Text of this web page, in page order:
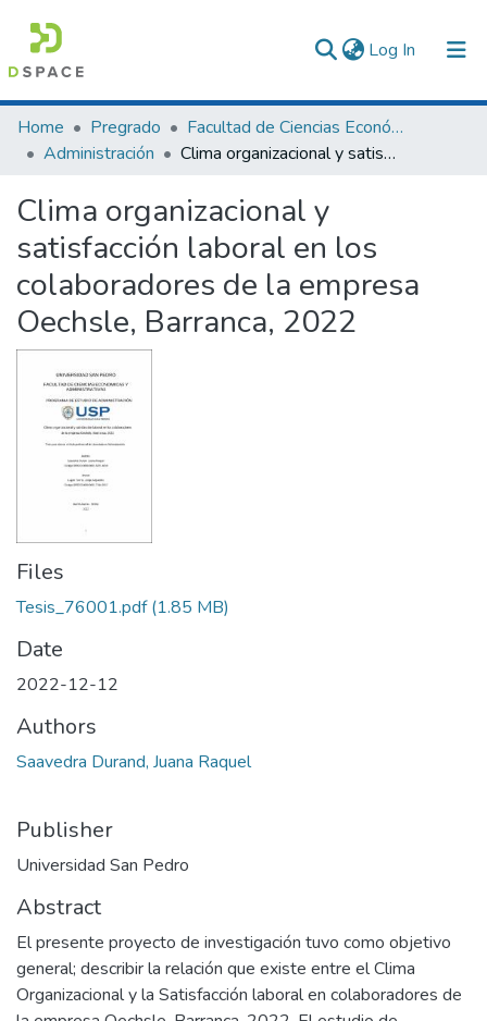
Log In (current)
Communities & Collections
All of DSpace
Statistics
Home Pregrado
Facultad de Ciencias Económicas y Administrativas
Administración
Clima organizacional y satisfacción laboral en los colaboradores de la empresa Oechsle, Barranca, 2022
Clima organizacional y
satisfacción laboral en los
colaboradores de la empresa
Oechsle, Barranca, 2022
Files
Tesis_76001.pdf(1.85 MB)
Date
2022-12-12
Authors
Saavedra Durand, Juana Raquel
Publisher
Universidad San Pedro
Abstract
El presente proyecto de investigación tuvo como objetivo
general; describir la relación que existe entre el Clima
Organizacional y la Satisfacción laboral en colaboradores de